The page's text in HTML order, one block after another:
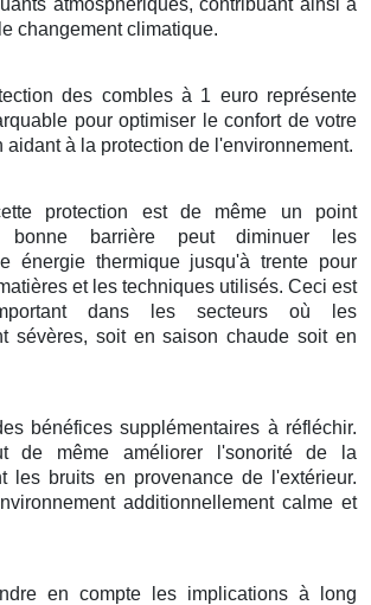
changement climatique.
des comblesà 1 euroreprésente
pour optimiser le confortde votre
aidantà la protection de l'environnement.
protection est de même un point
barrière peutdiminuer les
énergie thermiquejusqu'àtrente pour
et les techniques utilisés. Ceci est
dans les secteurs où les
sévères, soit ensaison chaude soit en
bénéfices supplémentaires à réfléchir.
de même améliorerl'sonoritéde la
les bruits en provenance de l'extérieur.
additionnellement calmeet
en compte les implications à
long